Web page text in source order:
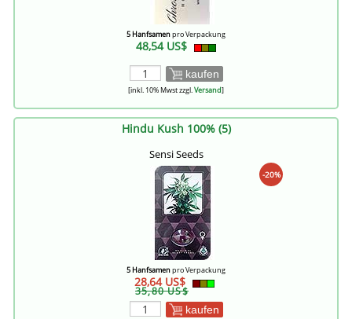
5 Hanfsamenpro Verpackung
48,54 US$
kaufen
[inkl. 10% Mwst zzgl.Versand]
Hindu Kush 100% (5)
Sensi Seeds
-20%
5 Hanfsamenpro Verpackung
28,64 US$
35,80 US$
kaufen